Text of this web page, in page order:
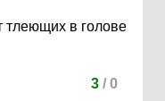
тлеющих в голове
3/ 0